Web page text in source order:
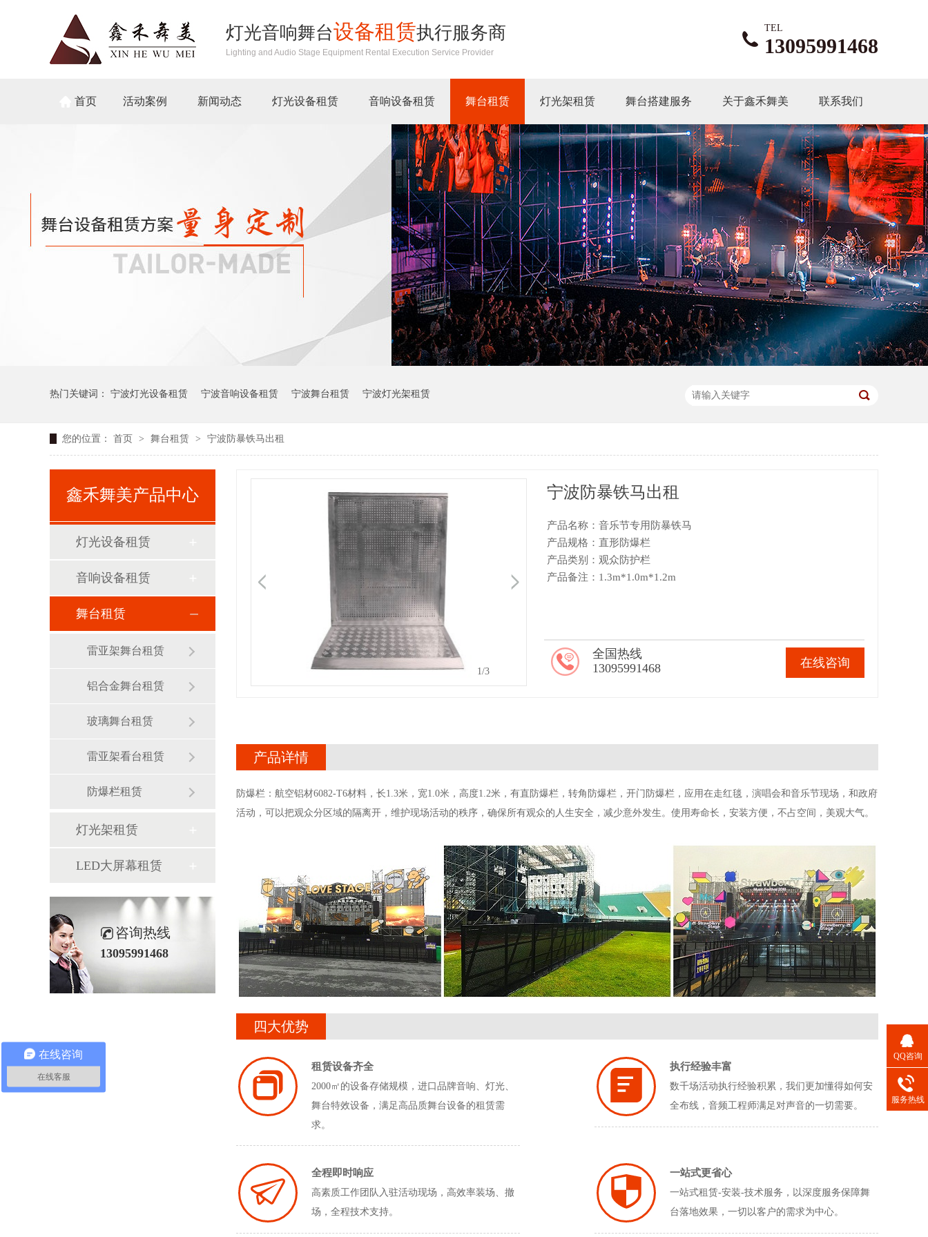
灯光音响舞台设备租赁执行服务商
Lighting and Audio Stage Equipment Rental Execution Service Provider
TEL
13095991468
首页 活动案例 新闻动态 灯光设备租赁 音响设备租赁 舞台租赁 灯光架租赁 舞台搭建服务 关于鑫禾舞美 联系我们
热门关键词： 宁波灯光设备租赁 宁波音响设备租赁 宁波舞台租赁 宁波灯光架租赁
您的位置： 首页 > 舞台租赁 > 宁波防暴铁马出租
鑫禾舞美产品中心
灯光设备租赁
音响设备租赁
舞台租赁
雷亚架舞台租赁
铝合金舞台租赁
玻璃舞台租赁
雷亚架看台租赁
防爆栏租赁
灯光架租赁
LED大屏幕租赁
咨询热线
13095991468
2 /3
宁波防暴铁马出租
产品名称：音乐节专用防暴铁马
产品规格：直形防爆栏
产品类别：观众防护栏
产品备注：1.3m*1.0m*1.2m
在线咨询
全国热线
13095991468
产品详情
防爆栏：航空铝材6082-T6材料，长1.3米，宽1.0米，高度1.2米，有直防爆栏，转角防爆栏，开门防爆栏，应用在走红毯，演唱会和音乐节现场，和政府
活动，可以把观众分区域的隔离开，维护现场活动的秩序，确保所有观众的人生安全，减少意外发生。使用寿命长，安装方便，不占空间，美观大气。
四大优势
租赁设备齐全
2000㎡的设备存储规模，进口品牌音响、灯光、
舞台特效设备，满足高品质舞台设备的租赁需
求。
执行经验丰富
数千场活动执行经验积累，我们更加懂得如何安
全布线，音频工程师满足对声音的一切需要。
全程即时响应
高素质工作团队入驻活动现场，高效率装场、撤
场，全程技术支持。
一站式更省心
一站式租赁-安装-技术服务，以深度服务保障舞
台落地效果，一切以客户的需求为中心。
QQ咨询
服务热线
在线咨询
在线客服